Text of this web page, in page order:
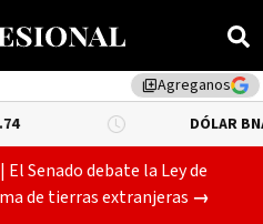
library_addAgreganos
DÓLAR BNA
El Senado debate la Ley de
de tierras extranjeras →